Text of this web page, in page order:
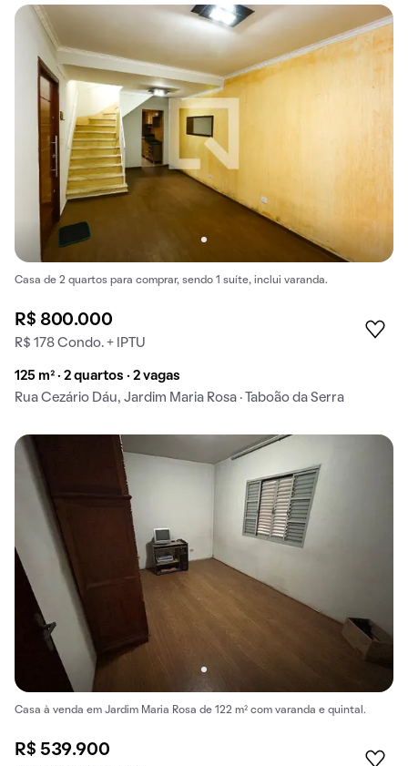
Casa de 2 quartos para comprar, sendo 1 suíte, inclui varanda.
R$ 800.000
R$ 178 Condo. + IPTU
125 m² · 2 quartos · 2 vagas
Rua Cezário Dáu, Jardim Maria Rosa · Taboão da Serra
Casa à venda em Jardim Maria Rosa de 122 m² com varanda e quintal.
R$ 539.900